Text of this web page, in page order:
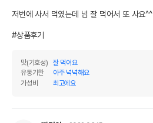
저번에 사서 먹였는데 넘 잘 먹어서 또 사요^^
#상품후기
맛(기호성)
잘 먹어요
유통기한
아주 넉넉해요
가성비
최고에요